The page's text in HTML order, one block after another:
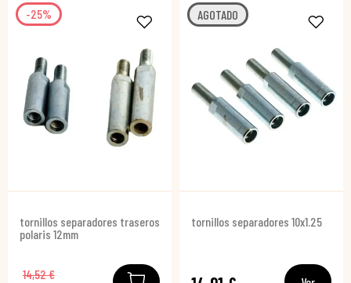
-25%
tornillos separadores traseros
polaris 12mm
14,52 €
AGOTADO
tornillos separadores 10x1.25